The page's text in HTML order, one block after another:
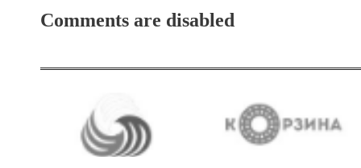
Comments are disabled